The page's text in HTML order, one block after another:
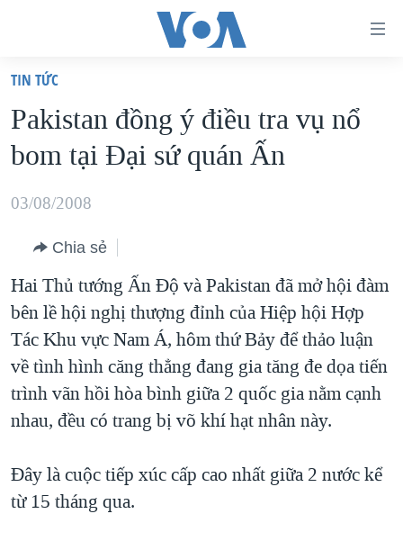
truy
cập
Tới
dung
chính
điều
hướng
chính
Đi
tới
"Tìm"
VIỆT NAM
HOA KỲ
BIỂN ĐÔNG
BLOG
DIỄN ĐÀN
MỤC
TỰ DO BÁO CHÍ
VẠCH TRẦN TIN GIẢ
NGƯỜI VIỆT HẢI NGOẠI
KINH TẾ
CHUYÊN ĐỀ
CHIẾN TRANH THƯƠNG MẠI CỦA MỸ: QUÁ KHỨ VÀ HIỆN
MỘT NĂM CHIẾN TRANH TẠI DẢI GAZA
GIẢI MÃ VÀNH ĐAI & CON ĐƯỜNG
HỌC TIẾNG ANH
VIDEO
MẠNG XÃ HỘI
TIN TỨC
Pakistan đồng ý điều tra vụ nổ
bom tại Ðại sứ quán Ấn
03/08/2008
Chia sẻ
Hai Thủ tướng Ấn Độ và Pakistan đã mở hội đàm
bên lề hội nghị thượng đỉnh của Hiệp hội Hợp
Tác Khu vực Nam Á, hôm thứ Bảy để thảo luận
về tình hình căng thẳng đang gia tăng đe dọa tiến
trình vãn hồi hòa bình giữa 2 quốc gia nằm cạnh
nhau, đều có trang bị võ khí hạt nhân này.
Đây là cuộc tiếp xúc cấp cao nhất giữa 2 nước kể
từ 15 tháng qua.